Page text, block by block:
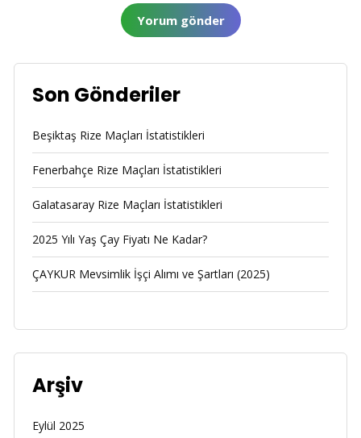
Son Gönderiler
Beşiktaş Rize Maçları İstatistikleri
Fenerbahçe Rize Maçları İstatistikleri
Galatasaray Rize Maçları İstatistikleri
2025 Yılı Yaş Çay Fiyatı Ne Kadar?
ÇAYKUR Mevsimlik İşçi Alımı ve Şartları (2025)
Arşiv
Eylül 2025